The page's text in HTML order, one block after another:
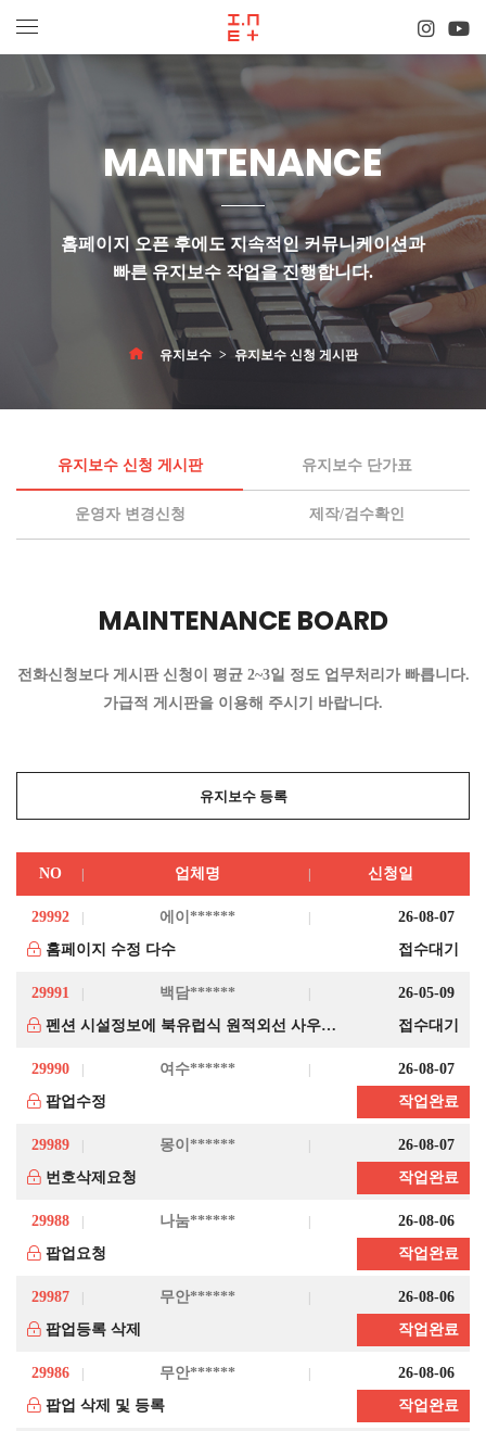
MAINTENANCE
홈페이지 오픈 후에도 지속적인 커뮤니케이션과
빠른 유지보수 작업을 진행합니다.
유지보수 유지보수 신청 게시판
유지보수 신청 게시판 유지보수 단가표
운영자 변경신청 제작/검수확인
MAINTENANCE BOARD
전화신청보다 게시판 신청이 평균 2~3일 정도 업무처리가 빠릅니다.
가급적 게시판을 이용해 주시기 바랍니다.
유지보수 등록
NO 업체명 신청일
29992 에이******
26-08-07
홈페이지 수정 다수
접수대기
29991 백담******
26-05-09
펜션 시설정보에 북유럽식 원적외선 사우나를 추가합니다.
접수대기
29990 여수******
26-08-07
팝업수정
작업완료
29989 몽이******
26-08-07
번호삭제요청
작업완료
29988 나눔******
26-08-06
팝업요청
작업완료
29987 무안******
26-08-06
팝업등록 삭제
작업완료
29986 무안******
26-08-06
팝업 삭제 및 등록
작업완료